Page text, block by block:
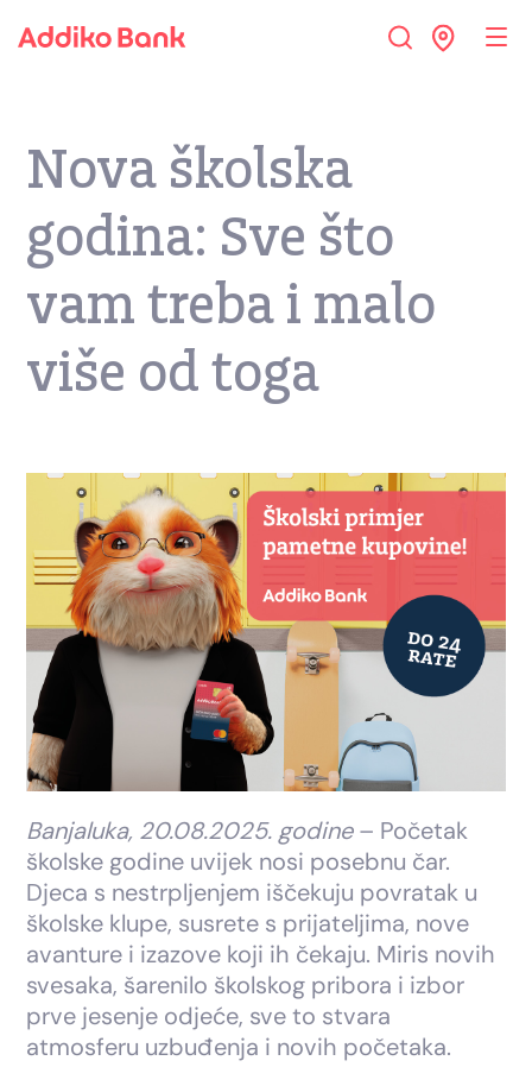
Nova školska
godina: Sve što
vam treba i malo
više od toga
Banjaluka, 20.08.2025. godine– Početak
školske godine uvijek nosi posebnu čar.
Djeca s nestrpljenjem iščekuju povratak u
školske klupe, susrete s prijateljima, nove
avanture i izazove koji ih čekaju. Miris novih
svesaka, šarenilo školskog pribora i izbor
prve jesenje odjeće, sve to stvara
atmosferu uzbuđenja i novih početaka.